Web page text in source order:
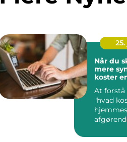
Når du
mere
koster
At forstå
"hvad